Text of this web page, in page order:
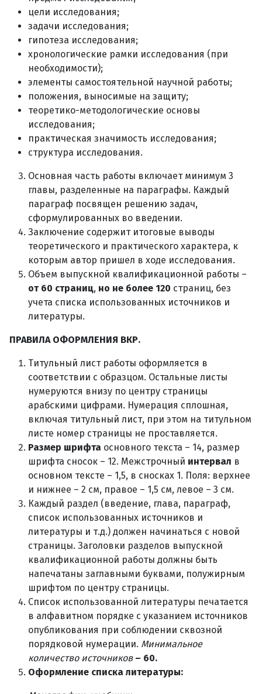
цели исследования;
задачи исследования;
гипотеза исследования;
хронологические рамки исследования (при
необходимости);
элементы самостоятельной научной работы;
положения, выносимые на защиту;
теоретико-методологические основы
исследования;
практическая значимость исследования;
структура исследования.
Основная часть работы включает минимум 3
главы, разделенные на параграфы. Каждый
параграф посвящен решению задач,
сформулированных во введении.
Заключение содержит итоговые выводы
теоретического и практического характера, к
которым автор пришел в ходе исследования.
Объем выпускной квалификационной работы –
от 60 страниц, но не более 120 страниц, без
учета списка использованных источников и
литературы.
ПРАВИЛА ОФОРМЛЕНИЯ ВКР.
Титульный лист работы оформляется в
соответствии с образцом. Остальные листы
нумеруются внизу по центру страницы
арабскими цифрами. Нумерация сплошная,
включая титульный лист, при этом на титульном
листе номер страницы не проставляется.
Размер шрифта основного текста – 14, размер
шрифта сносок – 12. Межстрочный интервал в
основном тексте – 1,5, в сносках 1. Поля: верхнее
и нижнее – 2 см, правое – 1,5 см, левое – 3 см.
Каждый раздел (введение, глава, параграф,
список использованных источников и
литературы и т.д.) должен начинаться с новой
страницы. Заголовки разделов выпускной
квалификационной работы должны быть
напечатаны заглавными буквами, полужирным
шрифтом по центру страницы.
Список использованной литературы печатается
в алфавитном порядке с указанием источников
опубликования при соблюдении сквозной
порядковой нумерации. Минимальное
количество источников– 60.
Оформление списка литературы: